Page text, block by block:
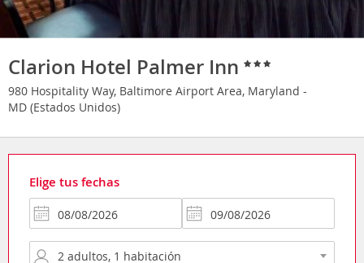
Clarion Hotel Palmer Inn
980 Hospitality Way, Baltimore Airport Area, Maryland -
MD (Estados Unidos)
Elige tus fechas